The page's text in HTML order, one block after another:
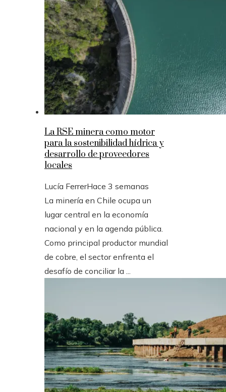
La RSE minera como motor
para la sostenibilidad hídrica y
desarrollo de proveedores
locales
Lucía FerrerHace 3 semanas
La minería en Chile ocupa un
lugar central en la economía
nacional y en la agenda pública.
Como principal productor mundial
de cobre, el sector enfrenta el
desafío de conciliar la ...